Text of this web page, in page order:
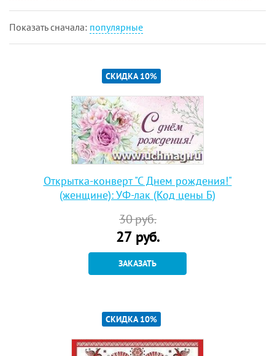
Показать cначала: популярные
СКИДКА 10%
Открытка-конверт "С Днем рождения!"
(женщине): УФ-лак (Код цены Б)
30руб.
27руб.
ЗАКАЗАТЬ
СКИДКА 10%